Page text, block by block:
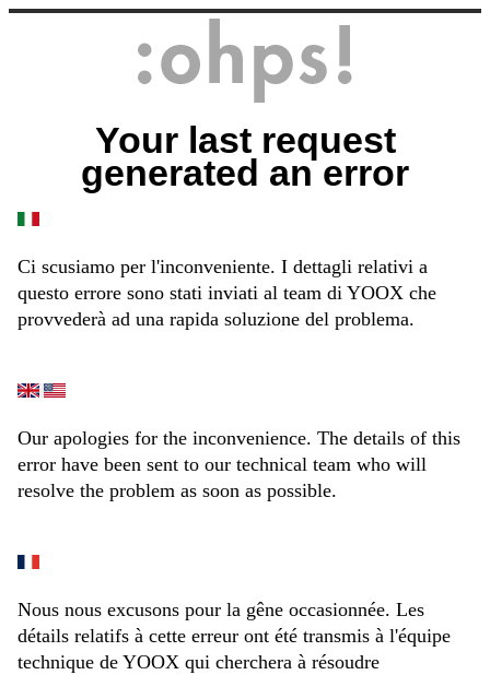
Your last request
generated an error
Ci scusiamo per l'inconveniente. I dettagli relativi a
questo errore sono stati inviati al team di YOOX che
provvederà ad una rapida soluzione del problema.
Our apologies for the inconvenience. The details of this
error have been sent to our technical team who will
resolve the problem as soon as possible.
Nous nous excusons pour la gêne occasionnée. Les
détails relatifs à cette erreur ont été transmis à l'équipe
technique de YOOX qui cherchera à résoudre